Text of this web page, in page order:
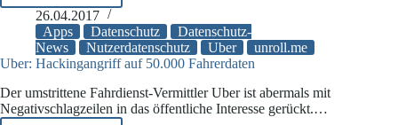
verkauft
Daten
seiner
Nutzer
Dritte
26.04.2017
Apps
Datenschutz
Datenschutz-
News
Nutzerdatenschutz Uber
unroll.me
Uber: Hackingangriff auf 50.000 Fahrerdaten
Der umstrittene Fahrdienst-Vermittler Uber ist abermals mit
Negativschlagzeilen in das öffentliche Interesse gerückt.…